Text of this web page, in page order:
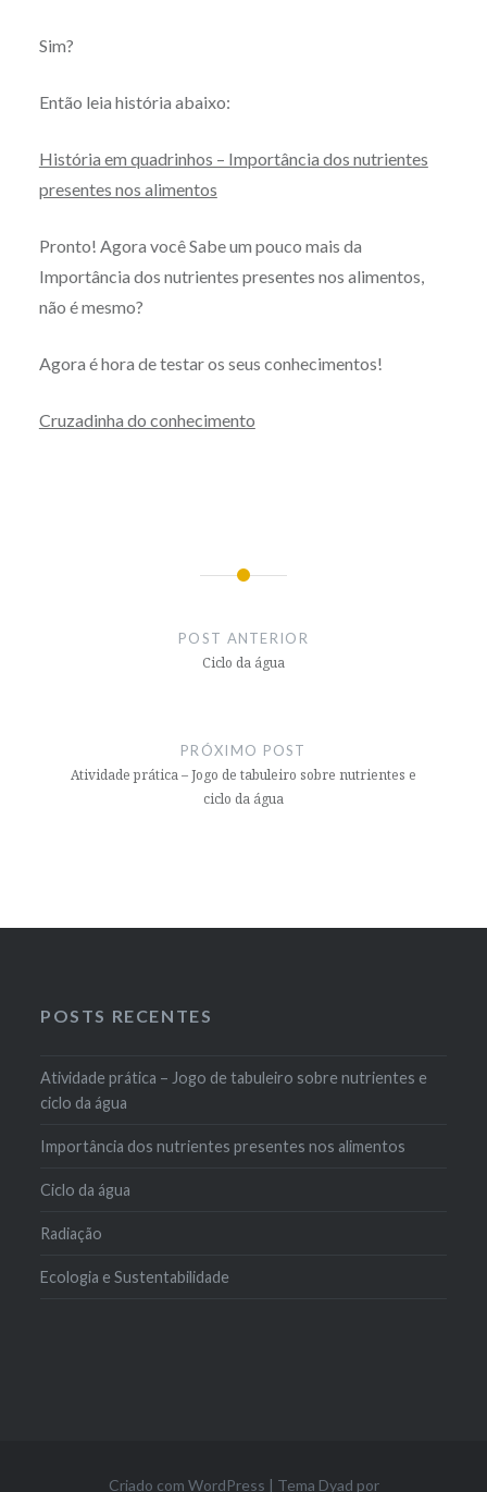
Sim?
Então leia história abaixo:
História em quadrinhos – Importância dos nutrientes
presentes nos alimentos
Pronto! Agora você Sabe um pouco mais da
Importância dos nutrientes presentes nos alimentos,
não é mesmo?
Agora é hora de testar os seus conhecimentos!
Cruzadinha do conhecimento
POST ANTERIOR
Ciclo da água
PRÓXIMO POST
Atividade prática – Jogo de tabuleiro sobre nutrientes e
ciclo da água
POSTS RECENTES
Atividade prática – Jogo de tabuleiro sobre nutrientes e
ciclo da água
Importância dos nutrientes presentes nos alimentos
Ciclo da água
Radiação
Ecologia e Sustentabilidade
Criado com WordPress | Tema Dyad por